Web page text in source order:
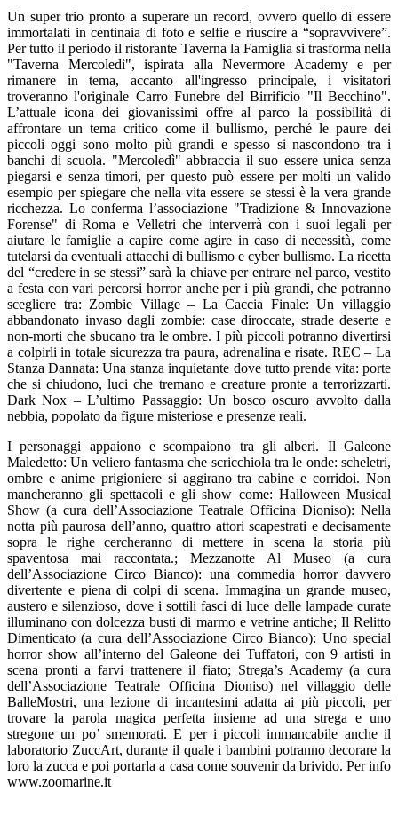
Un super trio pronto a superare un record, ovvero quello di essere
immortalati in centinaia di foto e selfie e riuscire a “sopravvivere”.
Per tutto il periodo il ristorante Taverna la Famiglia si trasforma nella
"Taverna Mercoledì", ispirata alla Nevermore Academy e per
rimanere in tema, accanto all'ingresso principale, i visitatori
troveranno l'originale Carro Funebre del Birrificio "Il Becchino".
L’attuale icona dei giovanissimi offre al parco la possibilità di
affrontare un tema critico come il bullismo, perché le paure dei
piccoli oggi sono molto più grandi e spesso si nascondono tra i
banchi di scuola. "Mercoledì" abbraccia il suo essere unica senza
piegarsi e senza timori, per questo può essere per molti un valido
esempio per spiegare che nella vita essere se stessi è la vera grande
ricchezza. Lo conferma l’associazione "Tradizione & Innovazione
Forense" di Roma e Velletri che interverrà con i suoi legali per
aiutare le famiglie a capire come agire in caso di necessità, come
tutelarsi da eventuali attacchi di bullismo e cyber bullismo. La ricetta
del “credere in se stessi” sarà la chiave per entrare nel parco, vestito
a festa con vari percorsi horror anche per i più grandi, che potranno
scegliere tra: Zombie Village – La Caccia Finale: Un villaggio
abbandonato invaso dagli zombie: case diroccate, strade deserte e
non-morti che sbucano tra le ombre. I più piccoli potranno divertirsi
a colpirli in totale sicurezza tra paura, adrenalina e risate. REC – La
Stanza Dannata: Una stanza inquietante dove tutto prende vita: porte
che si chiudono, luci che tremano e creature pronte a terrorizzarti.
Dark Nox – L’ultimo Passaggio: Un bosco oscuro avvolto dalla
nebbia, popolato da figure misteriose e presenze reali.
I personaggi appaiono e scompaiono tra gli alberi. Il Galeone
Maledetto: Un veliero fantasma che scricchiola tra le onde: scheletri,
ombre e anime prigioniere si aggirano tra cabine e corridoi. Non
mancheranno gli spettacoli e gli show come: Halloween Musical
Show (a cura dell’Associazione Teatrale Officina Dioniso): Nella
notta più paurosa dell’anno, quattro attori scapestrati e decisamente
sopra le righe cercheranno di mettere in scena la storia più
spaventosa mai raccontata.; Mezzanotte Al Museo (a cura
dell’Associazione Circo Bianco): una commedia horror davvero
divertente e piena di colpi di scena. Immagina un grande museo,
austero e silenzioso, dove i sottili fasci di luce delle lampade curate
illuminano con dolcezza busti di marmo e vetrine antiche; Il Relitto
Dimenticato (a cura dell’Associazione Circo Bianco): Uno special
horror show all’interno del Galeone dei Tuffatori, con 9 artisti in
scena pronti a farvi trattenere il fiato; Strega’s Academy (a cura
dell’Associazione Teatrale Officina Dioniso) nel villaggio delle
BalleMostri, una lezione di incantesimi adatta ai più piccoli, per
trovare la parola magica perfetta insieme ad una strega e uno
stregone un po’ smemorati. E per i piccoli immancabile anche il
laboratorio ZuccArt, durante il quale i bambini potranno decorare la
loro la zucca e poi portarla a casa come souvenir da brivido. Per info
www.zoomarine.it